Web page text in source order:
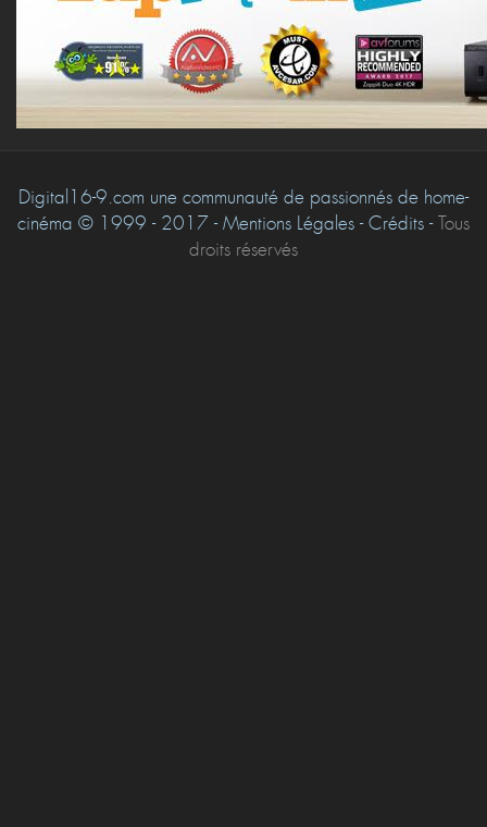
Digital16-9.com une communauté de passionnés de home-
cinéma © 1999 - 2017 - Mentions Légales - Crédits -Tous
droits réservés